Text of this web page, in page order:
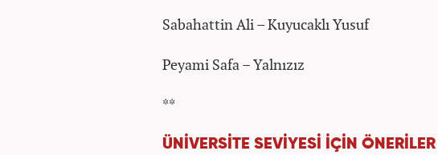
Sabahattin Ali – Kuyucaklı Yusuf
Peyami Safa – Yalnızız
**
ÜNİVERSİTE SEVİYESİ İÇİN ÖNERİLER